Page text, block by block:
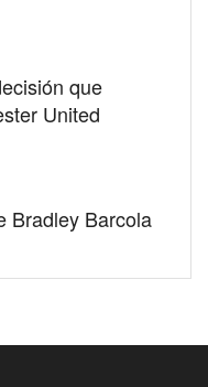
que
United
Bradley Barcola